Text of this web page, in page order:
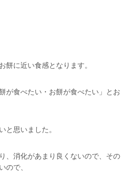
餅に近い食感となります。
が食べたい・お餅が食べたい」とお
と思いました。
、消化があまり良くないので、その
ので、